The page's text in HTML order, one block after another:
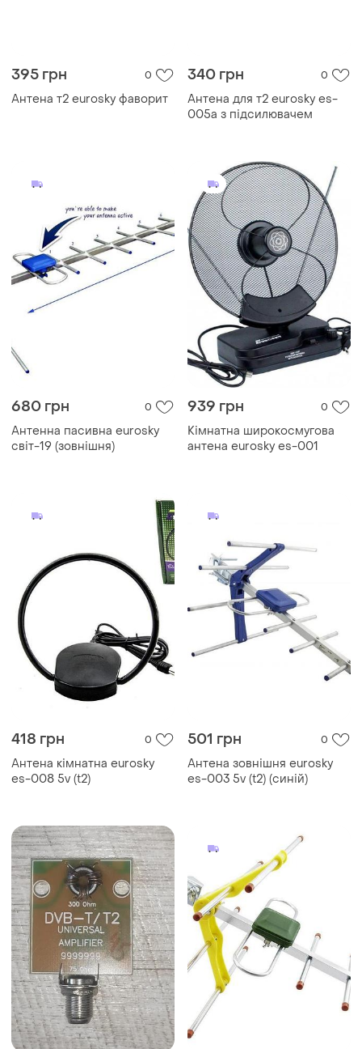
395 грн 0
Антена т2 eurosky фаворит
340 грн 0
Антена для т2 eurosky es-
005a з підсилювачем
680 грн 0
Антенна пасивна eurosky
світ-19 (зовнішня)
939 грн 0
Кімнатна широкосмугова
антена eurosky es-001
418 грн 0
Антена кімнатна eurosky
es-008 5v (t2)
501 грн 0
Антена зовнішня eurosky
es-003 5v (t2) (синій)